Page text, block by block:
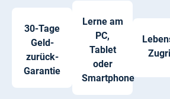
30-Tage
Geld-
zurück-
Garantie
Lerne am
PC,
Tablet
oder
Smartphone